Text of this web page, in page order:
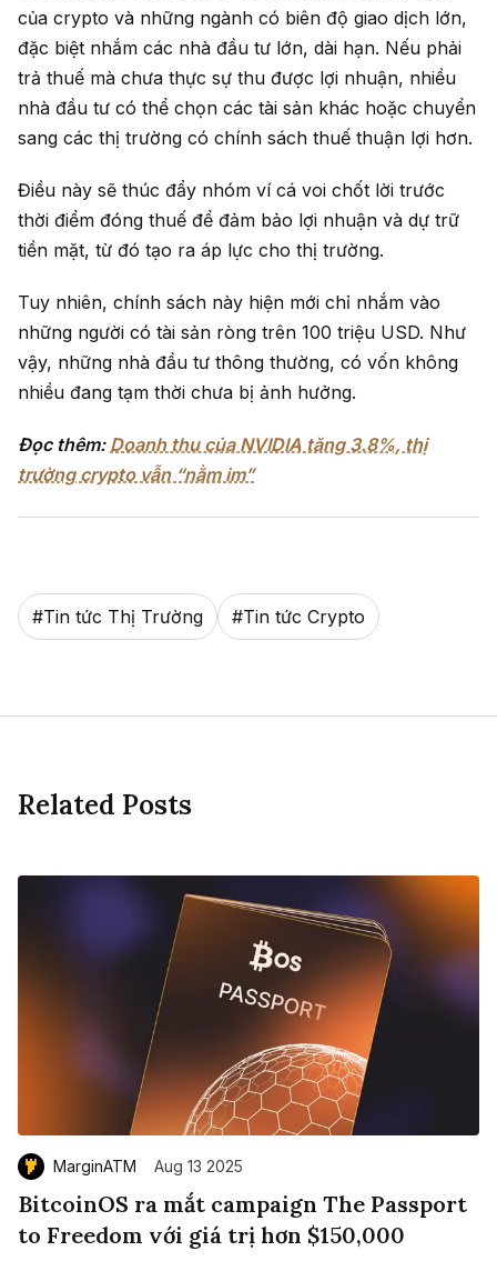
của crypto và những ngành có biên độ giao dịch lớn,
đặc biệt nhắm các nhà đầu tư lớn, dài hạn. Nếu phải
trả thuế mà chưa thực sự thu được lợi nhuận, nhiều
nhà đầu tư có thể chọn các tài sản khác hoặc chuyển
sang các thị trường có chính sách thuế thuận lợi hơn.
Điều này sẽ thúc đẩy nhóm ví cá voi chốt lời trước
thời điểm đóng thuế để đảm bảo lợi nhuận và dự trữ
tiền mặt, từ đó tạo ra áp lực cho thị trường.
Tuy nhiên, chính sách này hiện mới chỉ nhắm vào
những người có tài sản ròng trên 100 triệu USD. Như
vậy, những nhà đầu tư thông thường, có vốn không
nhiều đang tạm thời chưa bị ảnh hưởng.
Đọc thêm: Doanh thu của NVIDIA tăng 3.8%, thị
trường crypto vẫn “nằm im”
#Tin tức Thị Trường #Tin tức Crypto
Related Posts
MarginATM Aug 13 2025
BitcoinOS ra mắt campaign The Passport
to Freedom với giá trị hơn $150,000